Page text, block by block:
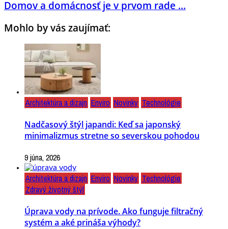
Domov a domácnosť je v prvom rade ...
Mohlo by vás zaujímať:
Architektúra a dizajn Enviro Novinky Technológie
Nadčasový štýl japandi: Keď sa japonský
minimalizmus stretne so severskou pohodou
9 júna, 2026
Architektúra a dizajn Enviro Novinky Technológie
Zdravý životný štýl
Úprava vody na prívode. Ako funguje filtračný
systém a aké prináša výhody?